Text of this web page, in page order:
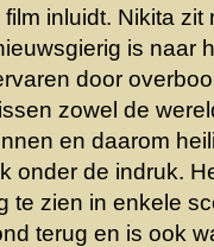
inluidt. Nikita zit
is naar
door
zowel de
en daarom
onder de indruk.
te zien in enkele
terug en is ook